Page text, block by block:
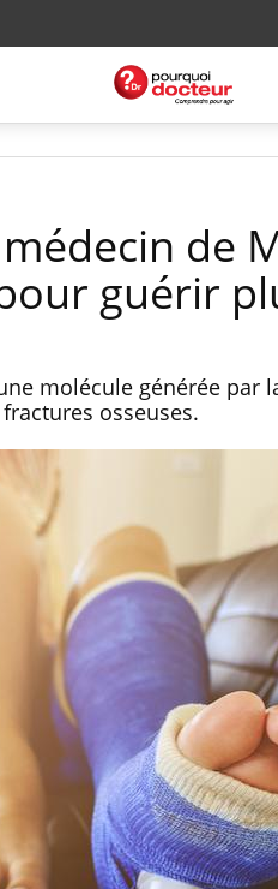
de
guérir
molécule générée par
osseuses.